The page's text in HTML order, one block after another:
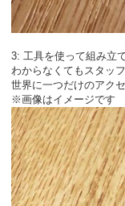
3: 工具を使って組み立
わからなくてもスタッ
世界に一つだけのアク
※画像はイメージです